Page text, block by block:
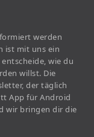
werden
ist mit uns ein
wie du
willst. Die
der täglich
App für Android
wir bringen dir die